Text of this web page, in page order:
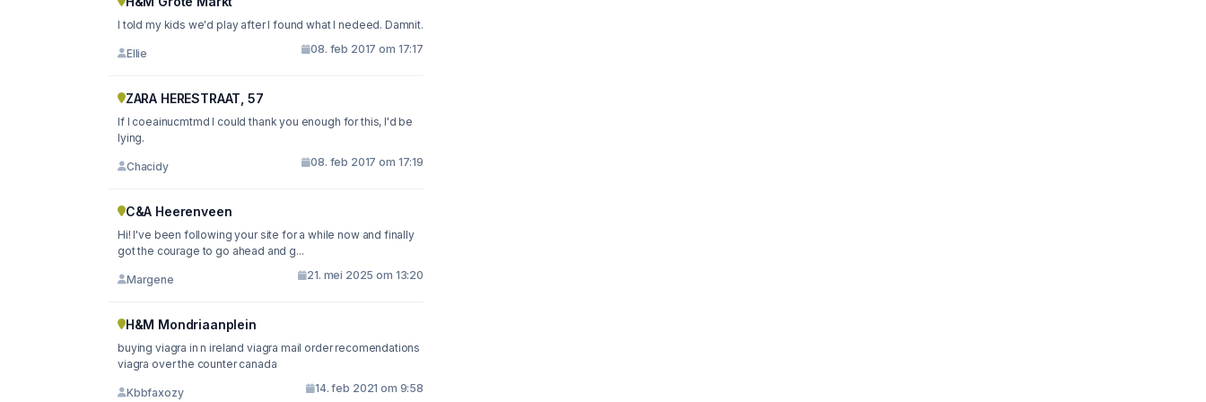
I told my kids we'd play after I found what I nedeed. Damnit.
Ellie 08. feb 2017 om 17:17
ZARA HERESTRAAT, 57
If I coeainucmtmd I could thank you enough for this, I'd be
lying.
Chacidy 08. feb 2017 om 17:19
C&A Heerenveen
Hi! I've been following your site for a while now and finally
got the courage to go ahead and g...
Margene 21. mei 2025 om 13:20
H&M Mondriaanplein
buying viagra in n ireland viagra mail order recomendations
viagra over the counter canada
Kbbfaxozy 14. feb 2021 om 9:58